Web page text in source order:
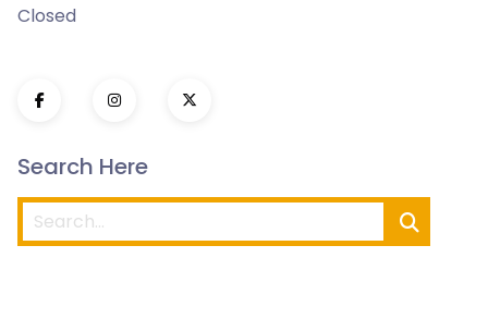
Closed
Search Here